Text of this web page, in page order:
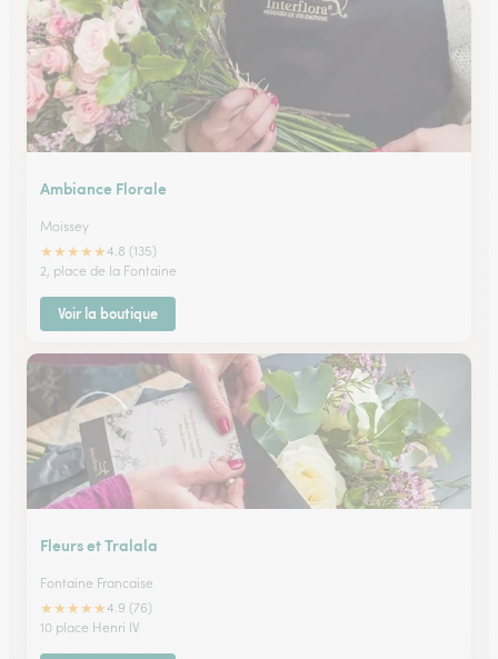
Ambiance Florale
Moissey
★★★★★4.8 (135)
2, place de la Fontaine
Voir la boutique
Fleurs et Tralala
Fontaine Francaise
★★★★★4.9 (76)
10 place Henri IV